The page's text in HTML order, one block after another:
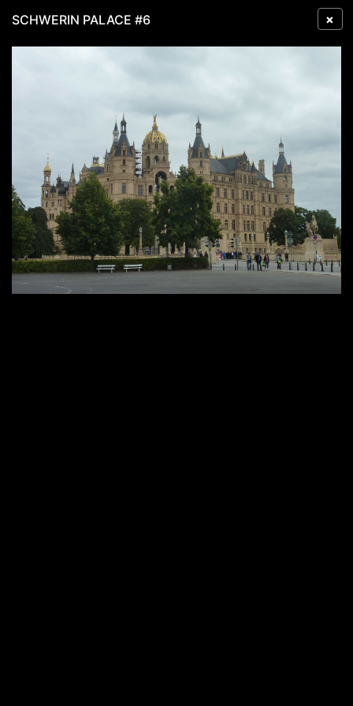
×
SCHWERIN PALACE #6